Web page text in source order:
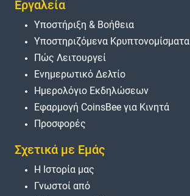
Εργαλεία
Υποστήριξη & Βοήθεια
Υποστηριζόμενα Κρυπτονομίσματα
Πώς Λειτουργεί
Ενημερωτικό Δελτίο
Ημερολόγιο Εκδηλώσεων
Εφαρμογή CoinsBee για Κινητά
Προσφορές
Σχετικά με Εμάς
Η Ιστορία μας
Γνωστοί από